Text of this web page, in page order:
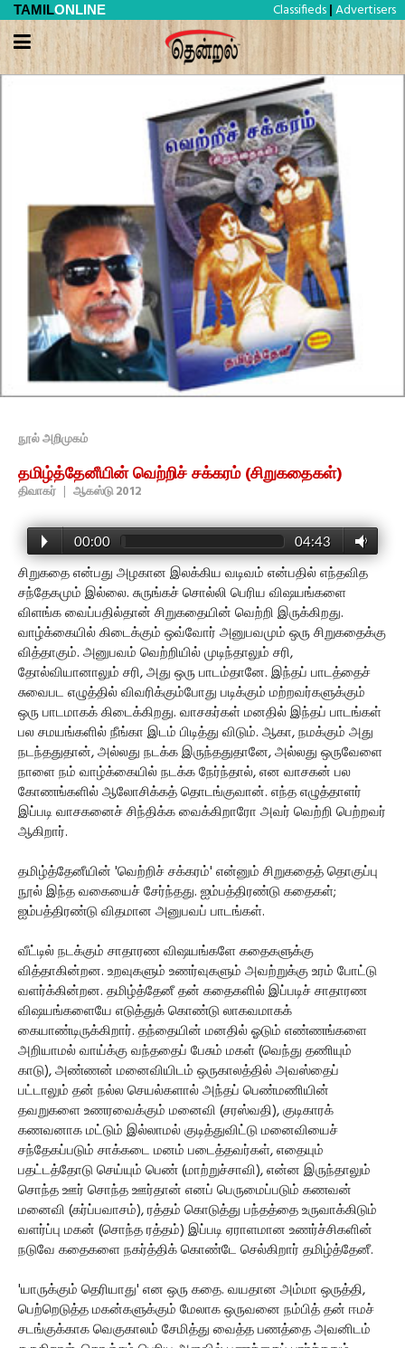
TAMILONLINE Classifieds | Advertisers
நூல் அறிமுகம்
தமிழ்த்தேனீயின் வெற்றிச் சக்கரம் (சிறுகதைகள்)
திவாகர் | ஆகஸ்டு 2012
00:00 04:43
சிறுகதை என்பது அழகான இலக்கிய வடிவம் என்பதில் எந்தவித
சந்தேகமும் இல்லை. சுருங்கச் சொல்லி பெரிய விஷயங்களை
விளங்க வைப்பதில்தான் சிறுகதையின் வெற்றி இருக்கிறது.
வாழ்க்கையில் கிடைக்கும் ஒவ்வோர் அனுபவமும் ஒரு சிறுகதைக்கு
வித்தாகும். அனுபவம் வெற்றியில் முடிந்தாலும் சரி,
தோல்வியானாலும் சரி, அது ஒரு பாடம்தானே. இந்தப் பாடத்தைச்
சுவைபட எழுத்தில் விவரிக்கும்போது படிக்கும் மற்றவர்களுக்கும்
ஒரு பாடமாகக் கிடைக்கிறது. வாசகர்கள் மனதில் இந்தப் பாடங்கள்
பல சமயங்களில் நீங்கா இடம் பிடித்து விடும். ஆகா, நமக்கும் அது
நடந்ததுதான், அல்லது நடக்க இருந்ததுதானே, அல்லது ஒருவேளை
நாளை நம் வாழ்க்கையில் நடக்க நேர்ந்தால், என வாசகன் பல
கோணங்களில் ஆலோசிக்கத் தொடங்குவான். எந்த எழுத்தாளர்
இப்படி வாசகனைச் சிந்திக்க வைக்கிறாரோ அவர் வெற்றி பெற்றவர்
ஆகிறார்.
தமிழ்த்தேனீயின் 'வெற்றிச் சக்கரம்' என்னும் சிறுகதைத் தொகுப்பு
நூல் இந்த வகையைச் சேர்ந்தது. ஐம்பத்திரண்டு கதைகள்;
ஐம்பத்திரண்டு விதமான அனுபவப் பாடங்கள்.
வீட்டில் நடக்கும் சாதாரண விஷயங்களே கதைகளுக்கு
வித்தாகின்றன. உறவுகளும் உணர்வுகளும் அவற்றுக்கு உரம் போட்டு
வளர்க்கின்றன. தமிழ்த்தேனீ தன் கதைகளில் இப்படிச் சாதாரண
விஷயங்களையே எடுத்துக் கொண்டு லாகவமாகக்
கையாண்டிருக்கிறார். தந்தையின் மனதில் ஓடும் எண்ணங்களை
அறியாமல் வாய்க்கு வந்ததைப் பேசும் மகள் (வெந்து தணியும்
காடு), அண்ணன் மனைவியிடம் ஒருகாலத்தில் அவஸ்தைப்
பட்டாலும் தன் நல்ல செயல்களால் அந்தப் பெண்மணியின்
தவறுகளை உணரவைக்கும் மனைவி (சரஸ்வதி), குடிகாரக்
கணவனாக மட்டும் இல்லாமல் குடித்துவிட்டு மனைவியைச்
சந்தேகப்படும் சாக்கடை மனம் படைத்தவர்கள், எதையும்
பதட்டத்தோடு செய்யும் பெண் (மாற்றுச்சாவி), என்ன இருந்தாலும்
சொந்த ஊர் சொந்த ஊர்தான் எனப் பெருமைப்படும் கணவன்
மனைவி (கர்ப்பவாசம்), ரத்தம் கொடுத்து பந்தத்தை உருவாக்கிடும்
வளர்ப்பு மகன் (சொந்த ரத்தம்) இப்படி ஏராளமான உணர்ச்சிகளின்
நடுவே கதைகளை நகர்த்திக் கொண்டே செல்கிறார் தமிழ்த்தேனீ.
'யாருக்கும் தெரியாது' என ஒரு கதை. வயதான அம்மா ஒருத்தி,
பெற்றெடுத்த மகன்களுக்கும் மேலாக ஒருவனை நம்பித் தன் ஈமச்
சடங்குக்காக வெகுகாலம் சேமித்து வைத்த பணத்தை அவனிடம்